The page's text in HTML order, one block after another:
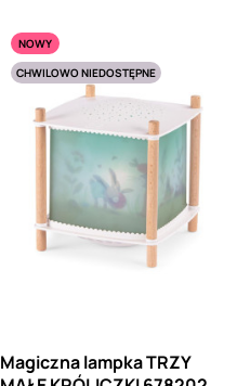
NOWY
CHWILOWO NIEDOSTĘPNE
Magiczna lampka TRZY